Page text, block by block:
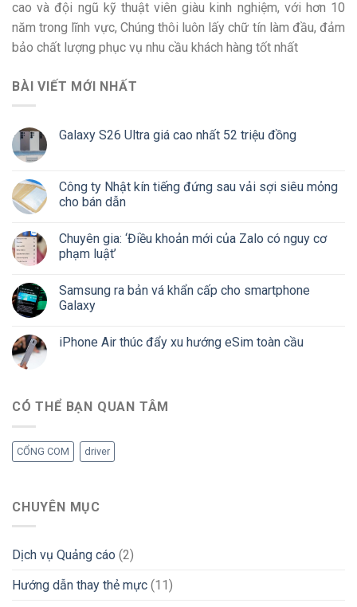
cao và đội ngũ kỹ thuật viên giàu kinh nghiệm, với hơn 10
năm trong lĩnh vực, Chúng thôi luôn lấy chữ tín làm đầu, đảm
bảo chất lượng phục vụ nhu cầu khách hàng tốt nhất
BÀI VIẾT MỚI NHẤT
Galaxy S26 Ultra giá cao nhất 52 triệu đồng
Công ty Nhật kín tiếng đứng sau vải sợi siêu mỏng
cho bán dẫn
Chuyên gia: ‘Điều khoản mới của Zalo có nguy cơ
phạm luật’
Samsung ra bản vá khẩn cấp cho smartphone
Galaxy
iPhone Air thúc đẩy xu hướng eSim toàn cầu
CÓ THỂ BẠN QUAN TÂM
CỔNG COM driver
CHUYÊN MỤC
Dịch vụ Quảng cáo (2)
Hướng dẫn thay thẻ mực (11)